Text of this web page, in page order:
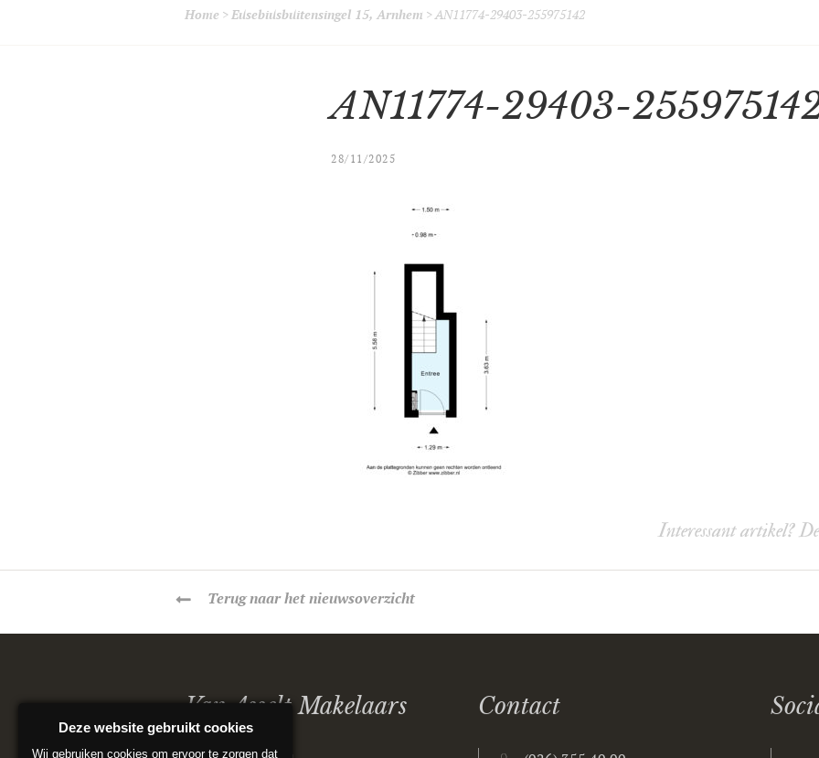
Home > Eusebiusbuitensingel 15, Arnhem >AN11774-29403-255975142
AN11774-29403-
28/11/2025
Interessant artikel?
Terugnaar het nieuwsoverzicht
Van Asselt Makelaars Contact
Deze website gebruikt cookies
Wij gebruiken cookies om ervoor te zorgen dat